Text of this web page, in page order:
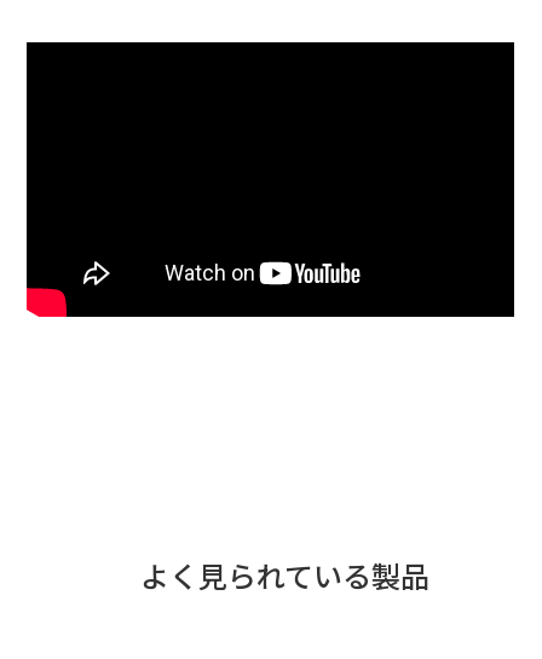
よく見られている製品